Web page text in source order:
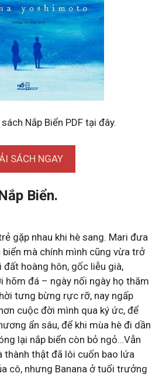
Nắp Biển PDF tại đây.
SÁCH NGAY
Biển.
gặp nhau khi hè sang. Mari đưa
mà chính mình cũng vừa trở
đất hoàng hôn, gốc liễu già,
hõm đá – ngày nối ngày họ thăm
tưng bừng rực rỡ, nay ngấp
cuộc đời mình qua ký ức, để
ẩn sâu, để khi mùa hè đi dần
lại nắp biển còn bỏ ngỏ…Vẫn
thành thật đã lôi cuốn bao lứa
cô, nhưng Banana ở tuổi trưởng